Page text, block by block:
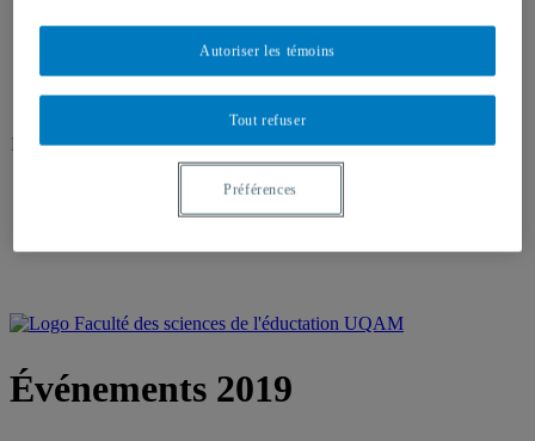
N ous suivre sur :
Événements 2019
Tout refuser
Autoriser les témoins
Préférences